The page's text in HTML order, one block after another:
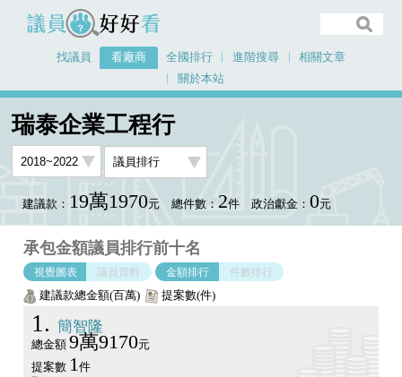
議員好好看
找議員 看廠商 全國排行 進階搜尋
相關文章
關於本站
瑞泰企業工程行
建議款： 19萬1970元 總件數： 2件 政治獻金： 0元
承包金額議員排行前十名
視覺圖表 議員資料 金額排行 件數排行
建議款總金額(百萬) 提案數(件)
1 簡智隆
總金額 9萬9170元
提案數 1件